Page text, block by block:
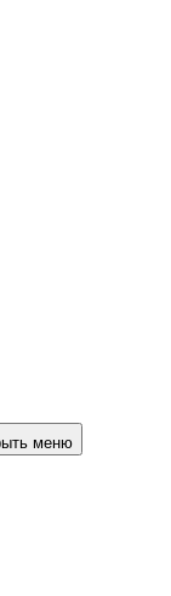
меню